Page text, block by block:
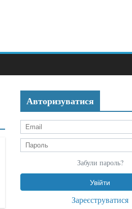
Авторизуватися
Забули пароль?
Зареєструватися